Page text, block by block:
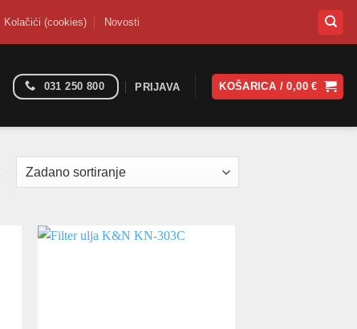
Kolačići (cookies) Novosti
031 250 800 PRIJAVA KOŠARICA /0,00€